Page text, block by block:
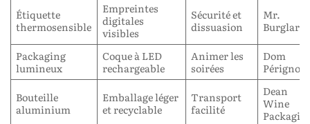
Étiquette
thermosensible
Empreintes
digitales
visibles
Sécurité et
dissuasion
Mr.
Burglar
Packaging
lumineux
Coque à LED
rechargeable
Animer les
soirées
Dom
Pérignon
Bouteille
aluminium
Emballage léger
et recyclable
Transport
facilité
Dean
Wine